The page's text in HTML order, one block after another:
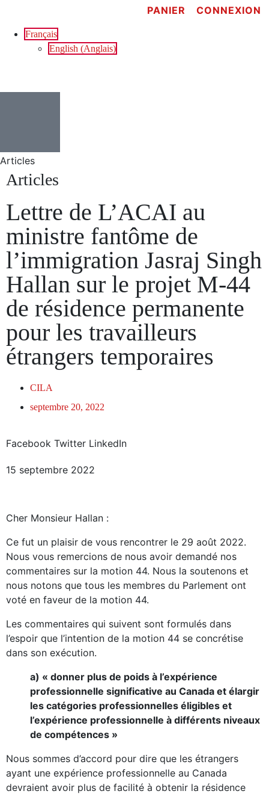
PANIER CONNEXION
Français
English (Anglais)
Articles
Articles
Lettre de L’ACAI au
ministre fantôme de
l’immigration Jasraj Singh
Hallan sur le projet M-44
de résidence permanente
pour les travailleurs
étrangers temporaires
CILA
septembre 20, 2022
Facebook Twitter LinkedIn
15 septembre 2022
Cher Monsieur Hallan :
Ce fut un plaisir de vous rencontrer le 29 août 2022.
Nous vous remercions de nous avoir demandé nos
commentaires sur la motion 44. Nous la soutenons et
nous notons que tous les membres du Parlement ont
voté en faveur de la motion 44.
Les commentaires qui suivent sont formulés dans
l’espoir que l’intention de la motion 44 se concrétise
dans son exécution.
a) « donner plus de poids à l’expérience
professionnelle significative au Canada et élargir
les catégories professionnelles éligibles et
l’expérience professionnelle à différents niveaux
de compétences »
Nous sommes d’accord pour dire que les étrangers
ayant une expérience professionnelle au Canada
devraient avoir plus de facilité à obtenir la résidence